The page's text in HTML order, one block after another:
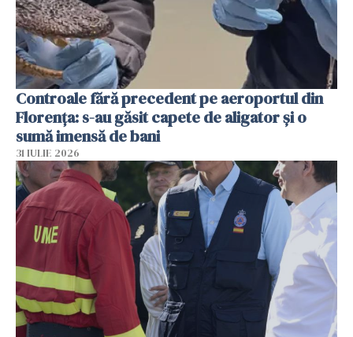
Controale fără precedent pe aeroportul din
Florența: s-au găsit capete de aligator și o
sumă imensă de bani
31 IULIE 2026